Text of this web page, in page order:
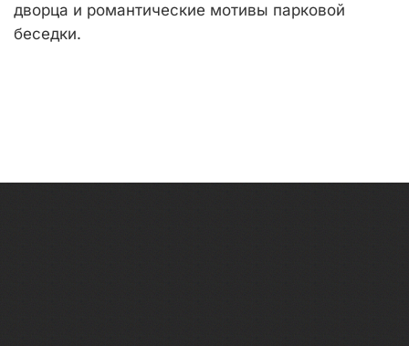
дворца и романтические мотивы парковой
беседки.